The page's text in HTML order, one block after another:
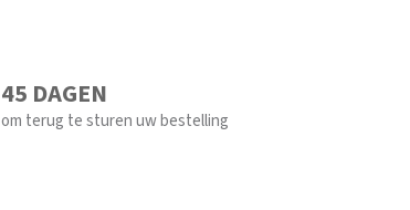
45 DAGEN
om terug te sturen uw bestelling